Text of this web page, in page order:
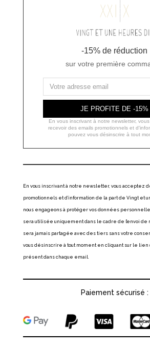
-15% de réduction
sur votre première
JE PROFITE DE -15%
En vous inscrivant à notre newsletter,
recevoir des emails promotionnels et
pouvez vous désinscrire à tout
En vous inscrivant à notre newsletter, vous acceptez
promotionnels et d’information de la part de Vingt et
nous engageons à protéger vos données
sera utilisée uniquement dans le cadre de l’envoi
sera jamais partagée avec des tiers sans votre
vous désinscrire à tout moment en cliquant sur le
présent dans chaque email.
Paiement sécurisé :